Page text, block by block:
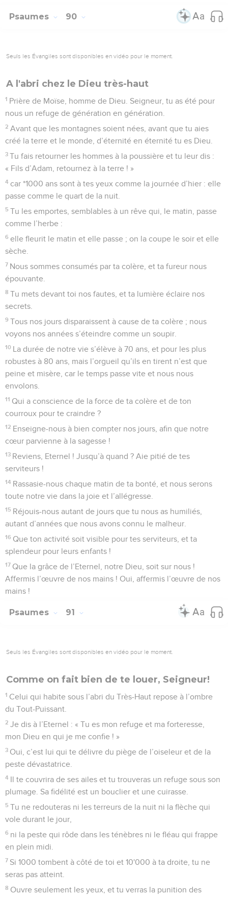
Psaumes 90
Seuls les Évangiles sont disponibles en vidéo pour le moment.
A l'abri chez le Dieu très-haut
1 Prière de Moïse, homme de Dieu. Seigneur, tu as été pour
nous un refuge de génération en génération.
2 Avant que les montagnes soient nées, avant que tu aies
créé la terre et le monde, d’éternité en éternité tu es Dieu.
3 Tu fais retourner les hommes à la poussière et tu leur dis :
« Fils d’Adam, retournez à la terre ! »
4 car *1000 ans sont à tes yeux comme la journée d’hier : elle
passe comme le quart de la nuit.
5 Tu les emportes, semblables à un rêve qui, le matin, passe
comme l’herbe :
6 elle fleurit le matin et elle passe ; on la coupe le soir et elle
sèche.
7 Nous sommes consumés par ta colère, et ta fureur nous
épouvante.
8 Tu mets devant toi nos fautes, et ta lumière éclaire nos
secrets.
9 Tous nos jours disparaissent à cause de ta colère ; nous
voyons nos années s’éteindre comme un soupir.
10 La durée de notre vie s’élève à 70 ans, et pour les plus
robustes à 80 ans, mais l’orgueil qu’ils en tirent n’est que
peine et misère, car le temps passe vite et nous nous
envolons.
11 Qui a conscience de la force de ta colère et de ton
courroux pour te craindre ?
12 Enseigne-nous à bien compter nos jours, afin que notre
cœur parvienne à la sagesse !
13 Reviens, Eternel ! Jusqu’à quand ? Aie pitié de tes
serviteurs !
14 Rassasie-nous chaque matin de ta bonté, et nous serons
toute notre vie dans la joie et l’allégresse.
15 Réjouis-nous autant de jours que tu nous as humiliés,
autant d’années que nous avons connu le malheur.
16 Que ton activité soit visible pour tes serviteurs, et ta
splendeur pour leurs enfants !
17 Que la grâce de l’Eternel, notre Dieu, soit sur nous !
Affermis l’œuvre de nos mains ! Oui, affermis l’œuvre de nos
mains !
Psaumes 91
Seuls les Évangiles sont disponibles en vidéo pour le moment.
Comme on fait bien de te louer, Seigneur!
1 Celui qui habite sous l’abri du Très-Haut repose à l’ombre
du Tout-Puissant.
2 Je dis à l’Eternel : « Tu es mon refuge et ma forteresse,
mon Dieu en qui je me confie ! »
3 Oui, c’est lui qui te délivre du piège de l’oiseleur et de la
peste dévastatrice.
4 Il te couvrira de ses ailes et tu trouveras un refuge sous son
plumage. Sa fidélité est un bouclier et une cuirasse.
5 Tu ne redouteras ni les terreurs de la nuit ni la flèche qui
vole durant le jour,
6 ni la peste qui rôde dans les ténèbres ni le fléau qui frappe
en plein midi.
7 Si 1000 tombent à côté de toi et 10'000 à ta droite, tu ne
seras pas atteint.
8 Ouvre seulement les yeux, et tu verras la punition des